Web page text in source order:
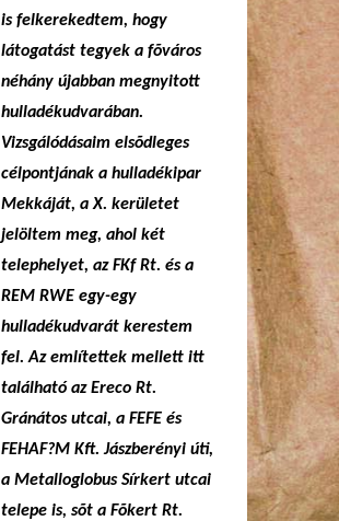
is felkerekedtem, hogy
látogatást tegyek a fõváros
néhány újabban megnyitott
hulladékudvarában.
Vizsgálódásaim elsõdleges
célpontjának a hulladékipar
Mekkáját, a X. kerületet
jelöltem meg, ahol két
telephelyet, az FKf Rt. és a
REM RWE egy-egy
hulladékudvarát kerestem
fel. Az említettek mellett itt
található az Ereco Rt.
Gránátos utcai, a FEFE és
FEHAF?M Kft. Jászberényi úti,
a Metalloglobus Sírkert utcai
telepe is, sõt a Fõkert Rt.